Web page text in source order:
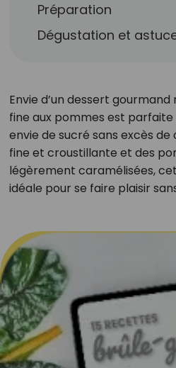
Préparation
Dégustation et
Envie d’un dessert
fine aux pommes est
envie de sucré sans excès
fine et croustillante et des
légèrement caramélisées,
idéale pour se faire plaisir